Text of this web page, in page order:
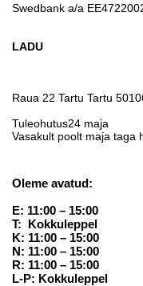
Swedbank a/a
LADU
Raua 22 Tartu Tartu
Tuleohutus24 maja
Vasakult poolt maja taga
Oleme avatud:
E: 11:00 – 15:00
T: Kokkuleppel
K: 11:00 – 15:00
N: 11:00 – 15:00
R: 11:00 – 15:00
L-P: Kokkuleppel